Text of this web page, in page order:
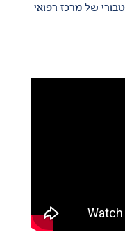
של מרכז רפואי